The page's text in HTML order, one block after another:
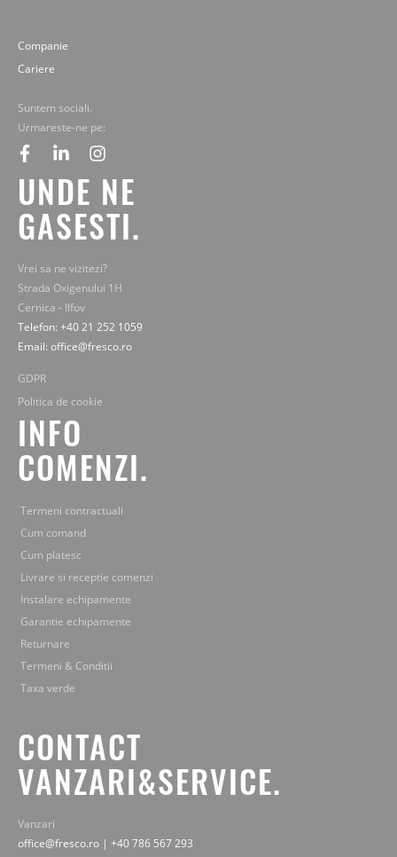
Companie
Cariere
Suntem sociali.
Urmareste-ne pe:
facebook
linkedininstagram
UNDE NE
GASESTI.
Vrei sa ne vizitezi?
Strada Oxigenului 1H
Cernica - Ilfov
Telefon: +40 21 252 1059
Email: office@fresco.ro
GDPR
Politica de cookie
INFO
COMENZI.
Termeni contractuali
Cum comand
Cum platesc
Livrare si receptie comenzi
Instalare echipamente
Garantie echipamente
Returnare
Termeni & Conditii
Taxa verde
CONTACT
VANZARI&SERVICE.
Vanzari
office@fresco.ro | +40 786 567 293